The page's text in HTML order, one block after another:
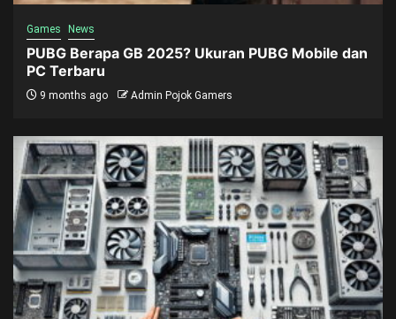
Games News
PUBG Berapa GB 2025? Ukuran PUBG Mobile dan
PC Terbaru
9 months ago Admin Pojok Gamers